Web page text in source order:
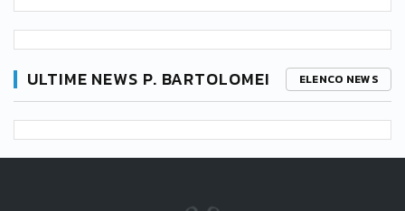
ULTIME NEWS P. BARTOLOMEI ELENCO NEWS